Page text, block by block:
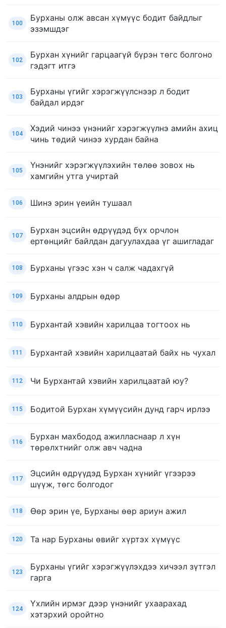
100
Бурханы олж авсан хүмүүс бодит байдлыг
эзэмшдэг
102
Бурхан хүнийг гарцаагүй бүрэн төгс болгоно
гэдэгт итгэ
103
Бурханы үгийг хэрэгжүүлснээр л бодит
байдал ирдэг
104
Хэдий чинээ үнэнийг хэрэгжүүлнэ амийн ахиц
чинь төдий чинээ хурдан байна
105
Үнэнийг хэрэгжүүлэхийн төлөө зовох нь
хамгийн утга учиртай
106 Шинэ эрин үеийн тушаал
107
Бурхан эцсийн өдрүүдэд бүх орчлон
ертөнцийг байлдан дагуулахдаа үг ашигладаг
108 Бурханы үгээс хэн ч салж чадахгүй
109 Бурханы алдрын өдөр
110 Бурхантай хэвийн харилцаа тогтоох нь
111 Бурхантай хэвийн харилцаатай байх нь чухал
112 Чи Бурхантай хэвийн харилцаатай юу?
115 Бодитой Бурхан хүмүүсийн дунд гарч ирлээ
116
Бурхан махбодод ажилласнаар л хүн
төрөлхтнийг олж авч чадна
117
Эцсийн өдрүүдэд Бурхан хүнийг үгээрээ
шүүж, төгс болгодог
118 Өөр эрин үе, Бурханы өөр ариун ажил
120 Та нар Бурханы өвийг хүртэх хүмүүс
123
Бурханы үгийг хэрэгжүүлэхдээ хичээл зүтгэл
гарга
124
Үхлийн ирмэг дээр үнэнийг ухаарахад
хэтэрхий оройтно